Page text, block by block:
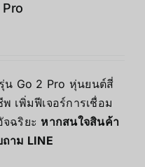
น Go 2 Pro หุ่นยนต์สี่
เพิ่มฟีเจอร์การเชื่อม
ฉริยะ หากสนใจสินค้า
าม LINE